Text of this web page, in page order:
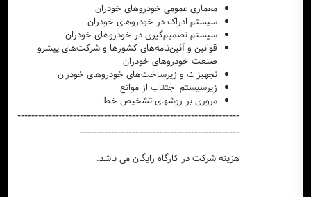
معماری عمومی خودروهای خودران
سیستم ادراک در خودروهای خودران
سیستم تصمیم‌گیری در خودروهای خودران
قوانین و آئین‌نامه‌های کشورها و شرکت‌های پیشرو
صنعت خودروهای خودران
تجهیزات و زیرساخت‌های خودروهای خودران
زیرسیستم اجتناب از موانع
مروری بر روشهای تشخیص خط
----------------------------------------------------------------
----------------------------------------------
هزینه شرکت در کارگاه رایگان می باشد.